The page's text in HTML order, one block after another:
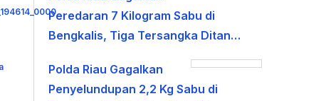
Peredaran 7 Kilogram Sabu di
Bengkalis, Tiga Tersangka Ditan…
Polda Riau Gagalkan
Penyelundupan 2,2 Kg Sabu di